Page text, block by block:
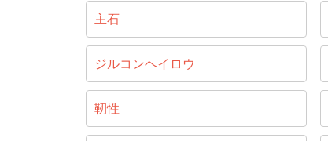
主石
ジルコンヘイロウ
靭性